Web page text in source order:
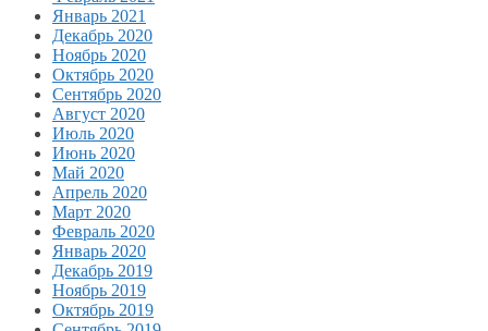
Январь 2021
Декабрь 2020
Ноябрь 2020
Октябрь 2020
Сентябрь 2020
Август 2020
Июль 2020
Июнь 2020
Май 2020
Апрель 2020
Март 2020
Февраль 2020
Январь 2020
Декабрь 2019
Ноябрь 2019
Октябрь 2019